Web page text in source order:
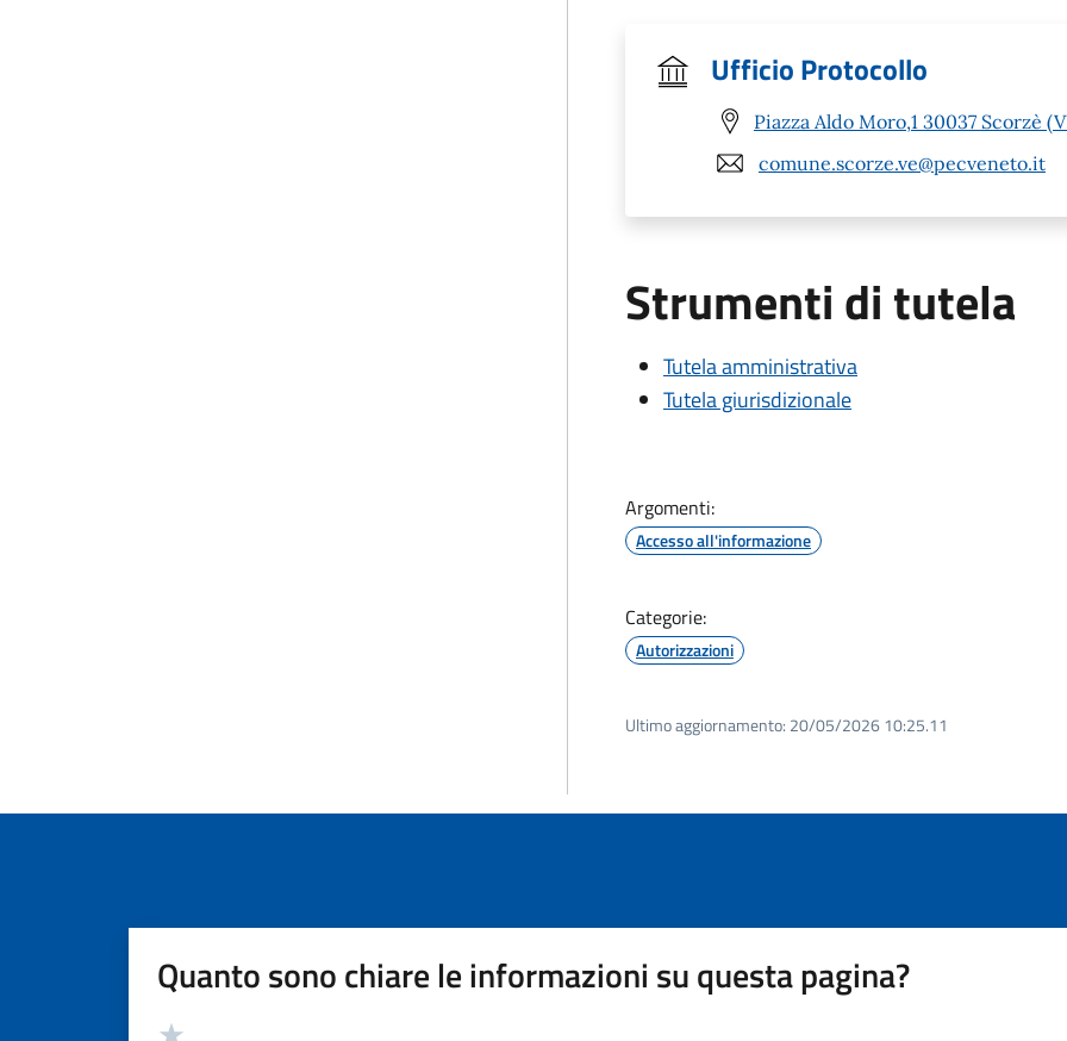
Ufficio Protocollo
Piazza Aldo Moro,1 30037 Scorzè
comune.scorze.ve@pecveneto.it
Strumenti di tutela
Tutela amministrativa
Tutela giurisdizionale
Argomenti:
Accesso all'informazione
Categorie:
Autorizzazioni
Ultimo aggiornamento: 20/05/2026 10:25.11
Quanto sono chiare le informazioni su questa pagina?
Valutazione